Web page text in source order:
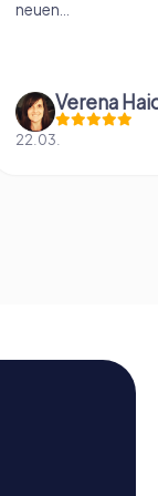
Verena Haidenberger